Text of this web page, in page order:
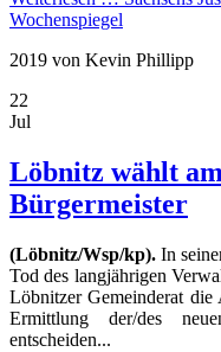
Wochenspiegel
2019 von Kevin Phillipp
22
Jul
Löbnitz wählt
Bürgermeister
(Löbnitz/Wsp/kp). In
Tod des langjährigen
Löbnitzer Gemeinderat
Ermittlung der/des
entscheiden...